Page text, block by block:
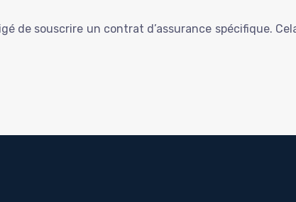
de souscrire un contrat d’assurance spécifique.